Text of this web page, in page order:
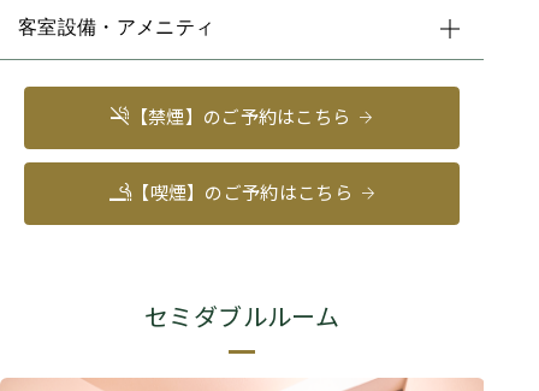
客室設備・アメニティ
【禁煙】のご予約はこちら
【喫煙】のご予約はこちら
セミダブルルーム